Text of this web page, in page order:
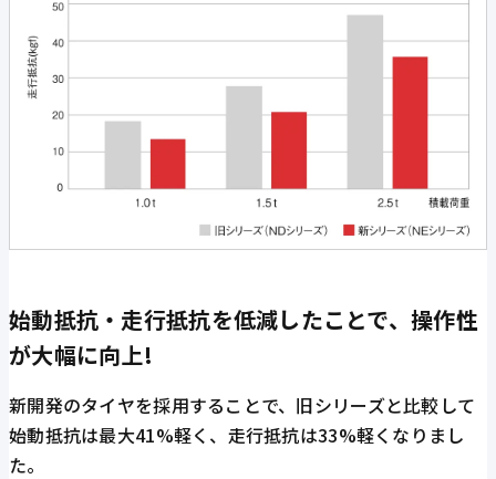
始動抵抗・走行抵抗を低減したことで、操作性
が大幅に向上!
新開発のタイヤを採用することで、旧シリーズと比較して
始動抵抗は最大41%軽く、走行抵抗は33%軽くなりまし
た。